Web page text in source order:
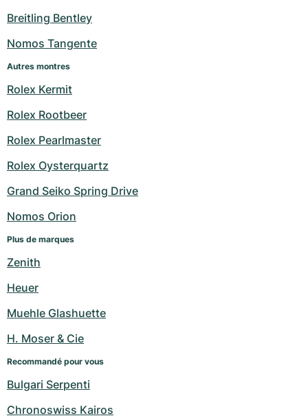
Breitling Bentley
Nomos Tangente
Autres montres
Rolex Kermit
Rolex Rootbeer
Rolex Pearlmaster
Rolex Oysterquartz
Grand Seiko Spring Drive
Nomos Orion
Plus de marques
Zenith
Heuer
Muehle Glashuette
H. Moser & Cie
Recommandé pour vous
Bulgari Serpenti
Chronoswiss Kairos